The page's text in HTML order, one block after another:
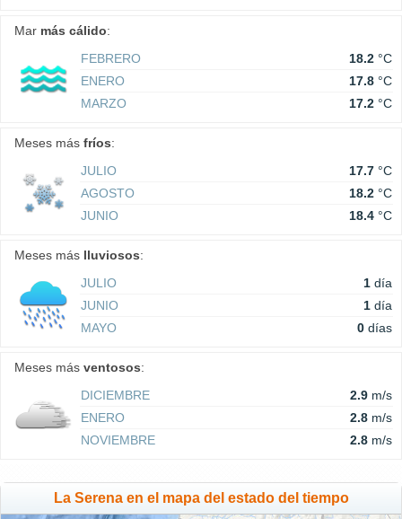
Mar más cálido:
FEBRERO
18.2 °C
ENERO
17.8 °C
MARZO
17.2 °C
Meses más fríos:
JULIO
17.7 °C
AGOSTO
18.2 °C
JUNIO
18.4 °C
Meses más lluviosos:
JULIO
1 día
JUNIO
1 día
MAYO
0 días
Meses más ventosos:
DICIEMBRE
2.9 m/s
ENERO
2.8 m/s
NOVIEMBRE
2.8 m/s
La Serena en el mapa del estado del tiempo